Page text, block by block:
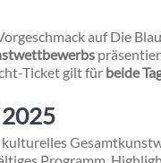
auf Die
Ticket gilt für beide
2025